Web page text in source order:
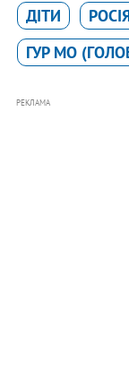
ДІТИ
ГУР МО
РЕКЛАМА